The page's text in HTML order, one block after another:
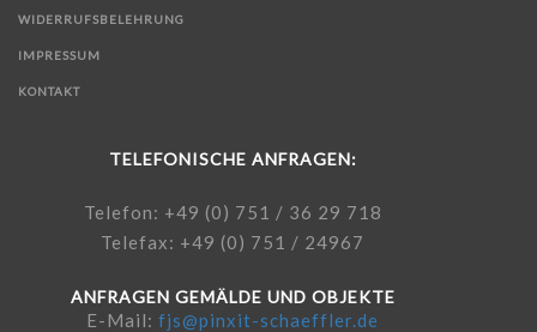
WIDERRUFSBELEHRUNG
IMPRESSUM
KONTAKT
TELEFONISCHE ANFRAGEN:
Telefon: +49 (0) 751 / 36 29 718
Telefax: +49 (0) 751 / 24967
ANFRAGEN GEMÄLDE UND OBJEKTE
E-Mail: fjs@pinxit-schaeffler.de